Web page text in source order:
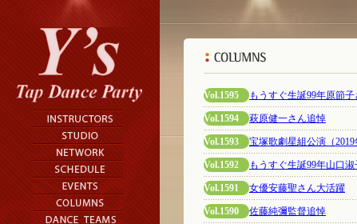
Vol.1595 もうすぐ生誕99年原節
Vol.1594 萩原健一さん追悼
Vol.1593 宝塚歌劇星組公演（2019
Vol.1592 もうすぐ生誕99年山口
Vol.1591 女優安藤聖さん大活躍
Vol.1590 佐藤純彌監督追悼